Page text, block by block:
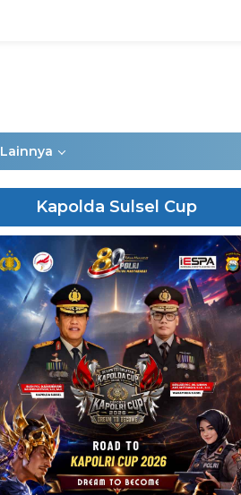
Lainnya
Kapolda Sulsel Cup